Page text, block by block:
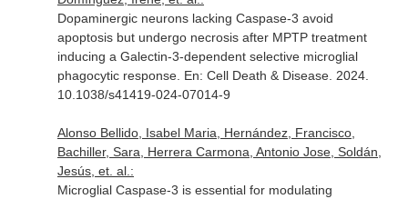
Dopaminergic neurons lacking Caspase-3 avoid
apoptosis but undergo necrosis after MPTP treatment
inducing a Galectin-3-dependent selective microglial
phagocytic response. En: Cell Death & Disease. 2024.
10.1038/s41419-024-07014-9
Alonso Bellido, Isabel Maria, Hernández, Francisco,
Bachiller, Sara, Herrera Carmona, Antonio Jose, Soldán,
Jesús, et. al.:
Microglial Caspase-3 is essential for modulating